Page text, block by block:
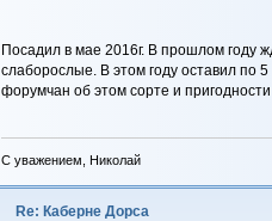
Посадил в мае 2016г. В прошлом году
слаборослые. В этом году оставил по
форумчан об этом сорте и
С уважением, Николай
Re: Каберне Дорса